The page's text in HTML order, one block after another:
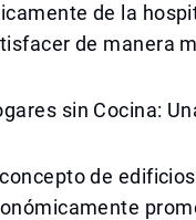
de la
de manera
sin Cocina:
de